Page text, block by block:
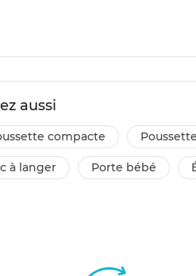
aussi
compacte
à langer porte bébé